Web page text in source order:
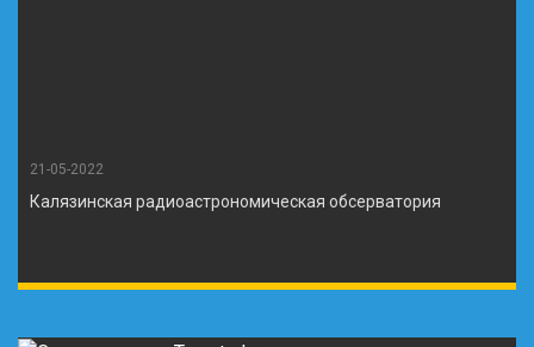
21-05-2022
Калязинская радиоастрономическая обсерватория